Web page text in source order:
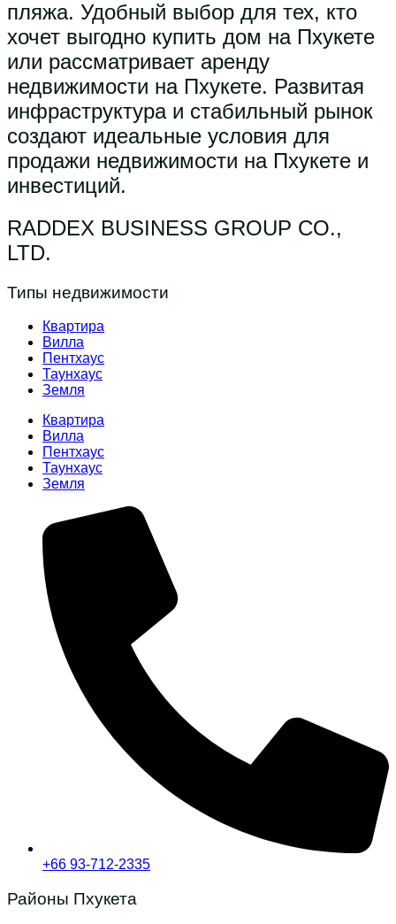
пляжа. Удобный выбор для тех, кто
хочет выгодно купить дом на Пхукете
или рассматривает аренду
недвижимости на Пхукете. Развитая
инфраструктура и стабильный рынок
создают идеальные условия для
продажи недвижимости на Пхукете и
инвестиций.
RADDEX BUSINESS GROUP CO.,
LTD.
Типы недвижимости
Квартира
Вилла
Пентхаус
Таунхаус
Земля
Квартира
Вилла
Пентхаус
Таунхаус
Земля
+66 93-712-2335
Районы Пхукета